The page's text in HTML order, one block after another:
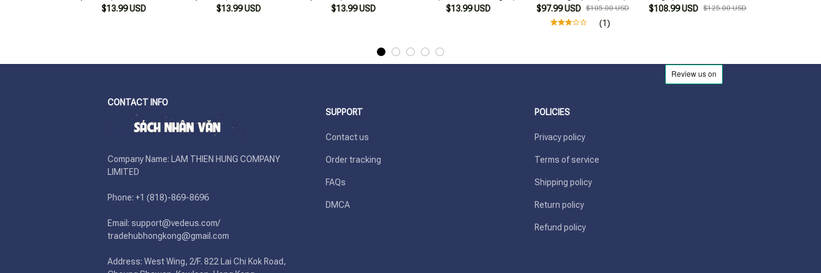
Tạo
$13.99 USD
Tạo
$13.99 USD
Tạo
$13.99 USD
$13.99 USD
(12 cuốn)
$97.99 USD $105.00 USD
(1)
Lớp 9 ( Trọn bộ)
$108.99 USD $125.00 USD
CONTACT INFO
Company Name: LAM THIEN HUNG COMPANY
LIMITED
Phone: +1 (818)-869-8696
Email: support@vedeus.com/
tradehubhongkong@gmail.com
Address: West Wing, 2/F. 822 Lai Chi Kok Road,
SUPPORT
Contact us
Order tracking
FAQs
DMCA
POLICIES
Privacy policy
Terms of service
Shipping policy
Return policy
Refund policy